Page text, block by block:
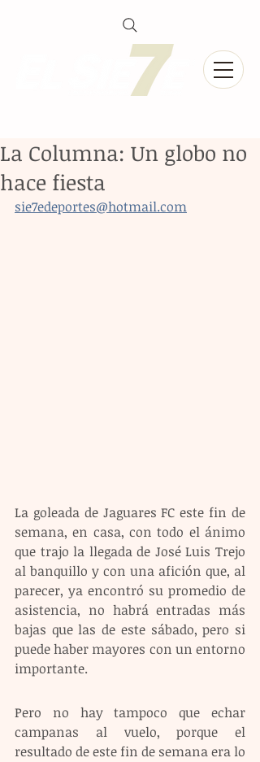
La Columna: Un globo no
hace fiesta
sie7edeportes@hotmail.com
La goleada de Jaguares FC este fin de
semana, en casa, con todo el ánimo
que trajo la llegada de José Luis Trejo
al banquillo y con una afición que, al
parecer, ya encontró su promedio de
asistencia, no habrá entradas más
bajas que las de este sábado, pero si
puede haber mayores con un entorno
importante.
Pero no hay tampoco que echar
campanas al vuelo, porque el
resultado de este fin de semana era lo